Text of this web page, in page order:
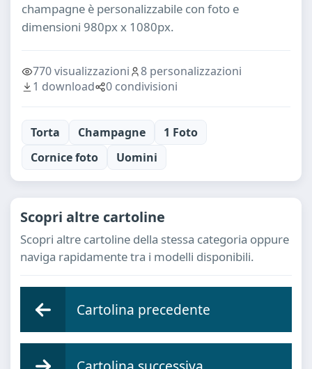
champagne è personalizzabile con foto e
dimensioni 980px x 1080px.
770 visualizzazioni
8 personalizzazioni
1 download
0 condivisioni
Torta Champagne
1 Foto
Cornice foto
Uomini
Scopri altre cartoline
Scopri altre cartoline della stessa categoria oppure
naviga rapidamente tra i modelli disponibili.
Cartolina precedente